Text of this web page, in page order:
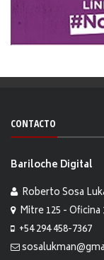
CONTACTO
Bariloche Digital
Roberto Sosa
Mitre 125 - Oficina
+54 294 458-7367